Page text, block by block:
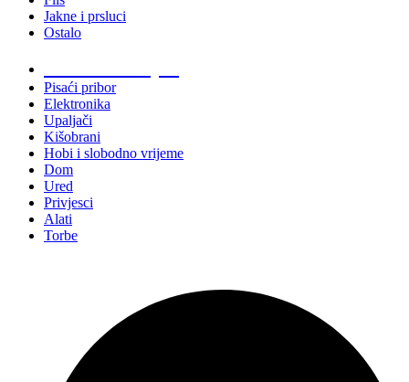
Jakne i prsluci
Ostalo
Pisaći pribor
Elektronika
Upaljači
Kišobrani
Hobi i slobodno vrijeme
Dom
Ured
Privjesci
Alati
Torbe